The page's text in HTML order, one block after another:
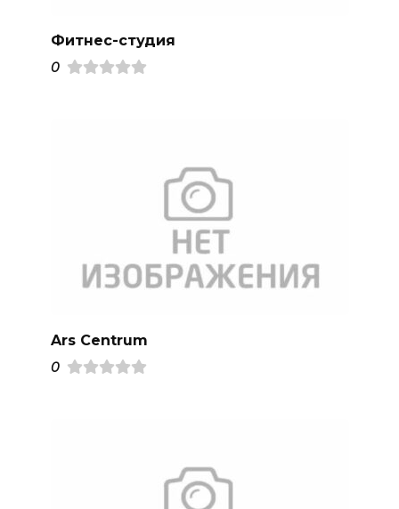
Фитнес-студия
0
Ars Centrum
0